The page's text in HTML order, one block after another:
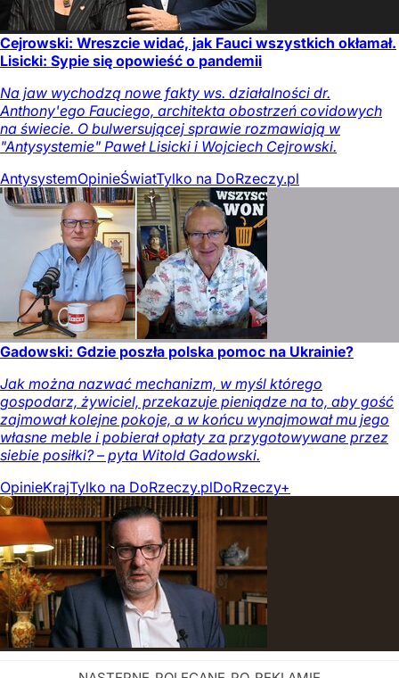
Cejrowski: Wreszcie widać, jak Fauci wszystkich okłamał.
Lisicki: Sypie się opowieść o pandemii
Na jaw wychodzą nowe fakty ws. działalności dr.
Anthony'ego Fauciego, architekta obostrzeń covidowych
na świecie. O bulwersującej sprawie rozmawiają w
"Antysystemie" Paweł Lisicki i Wojciech Cejrowski.
AntysystemOpinieŚwiatTylko na DoRzeczy.pl
Gadowski: Gdzie poszła polska pomoc na Ukrainie?
Jak można nazwać mechanizm, w myśl którego
gospodarz, żywiciel, przekazuje pieniądze na to, aby gość
zajmował kolejne pokoje, a w końcu wynajmował mu jego
własne meble i pobierał opłaty za przygotowywane przez
siebie posiłki? – pyta Witold Gadowski.
OpinieKrajTylko na DoRzeczy.plDoRzeczy+